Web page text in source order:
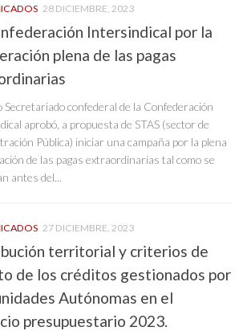
28 DICIEMBRE, 2023
Intersindical por la
plena de las pagas
Secretariado confederal de la Confederación
aprobó, a propuesta de STAS (sector de
Pública) iniciar una campaña por la plena
de las pagas extraordinarias tal como se
antes del...
27 DICIEMBRE, 2023
territorial y criterios de
de los créditos gestionados por
Autónomas en el
presupuestario 2023.